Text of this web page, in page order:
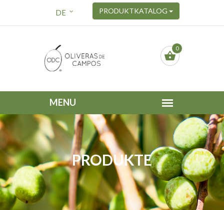
PRODUKTKATALOG
DE
0
PRODUKTE